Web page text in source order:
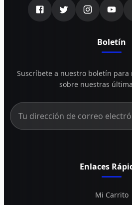
Boletín
Suscríbete a nuestro boletín
sobre nuestras
Enlaces
Mi Carrito